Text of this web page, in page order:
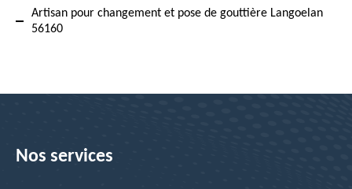
Artisan pour changement et pose de gouttière Langoelan
56160
Nos services